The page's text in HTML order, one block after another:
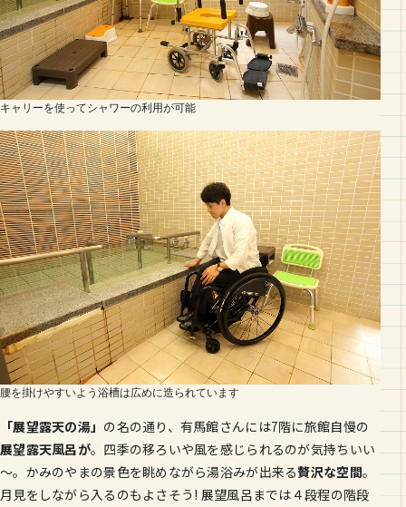
キャリーを使ってシャワーの利用が可能
腰を掛けやすいよう浴槽は広めに造られています
「展望露天の湯」 の名の通り、有馬館さんには7階に旅館自慢の
展望露天風呂が。四季の移ろいや風を感じられるのが気持ちいい
～。かみのやまの景色を眺めながら湯浴みが出来る贅沢な空間。
月見をしながら入るのもよさそう! 展望風呂までは４段程の階段